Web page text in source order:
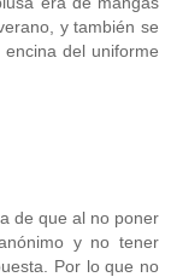
y también se
del uniforme
de que al no poner
y no tener
Por lo que no